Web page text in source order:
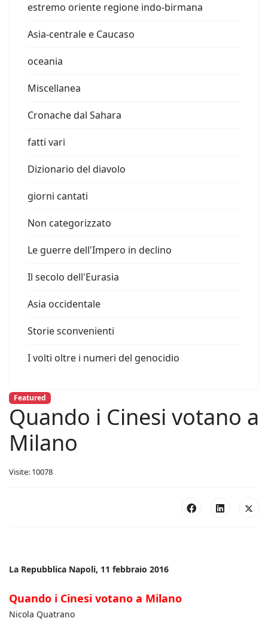
estremo oriente regione indo-birmana
Asia-centrale e Caucaso
oceania
Miscellanea
Cronache dal Sahara
fatti vari
Dizionario del diavolo
giorni cantati
Non categorizzato
Le guerre dell'Impero in declino
Il secolo dell'Eurasia
Asia occidentale
Storie sconvenienti
I volti oltre i numeri del genocidio
Featured
Quando i Cinesi votano a
Milano
Visite: 10078
La Repubblica Napoli, 11 febbraio 2016
Quando i Cinesi votano a Milano
Nicola Quatrano